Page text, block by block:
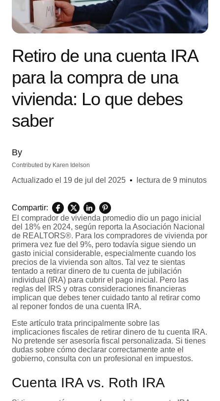
Retiro de una cuenta IRA
para la compra de una
vivienda: Lo que debes
saber
By
Contributed by Karen Idelson
Actualizado el 19 de jul del 2025 • lectura de 9 minutos
Compartir:
El comprador de vivienda promedio dio un pago inicial
del 18% en 2024, según reporta la Asociación Nacional
de REALTORS®. Para los compradores de vivienda por
primera vez fue del 9%, pero todavía sigue siendo un
gasto inicial considerable, especialmente cuando los
precios de la vivienda son altos. Tal vez te sientas
tentado a retirar dinero de tu cuenta de jubilación
individual (IRA) para cubrir el pago inicial. Pero las
reglas del IRS y otras consideraciones financieras
implican que debes tener cuidado tanto al retirar como
al reponer fondos de una cuenta IRA.
Este artículo trata principalmente sobre las
implicaciones fiscales de retirar dinero de tu cuenta IRA.
No pretende ser asesoría fiscal personalizada. Si tienes
dudas sobre cómo declarar correctamente ante el
gobierno, consulta con un profesional en impuestos.
Cuenta IRA vs. Roth IRA